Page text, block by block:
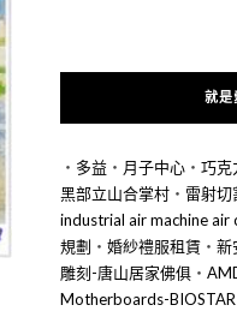
就是
‧ 多益 ‧ 月子中心 ‧ 巧克
黑部立山合掌村 ‧ 雷射切
industrial air machine air
規劃 ‧ 婚紗禮服租賃 ‧ 新
雕刻-唐山居家佛俱 ‧
Motherboards-BIOSTAR